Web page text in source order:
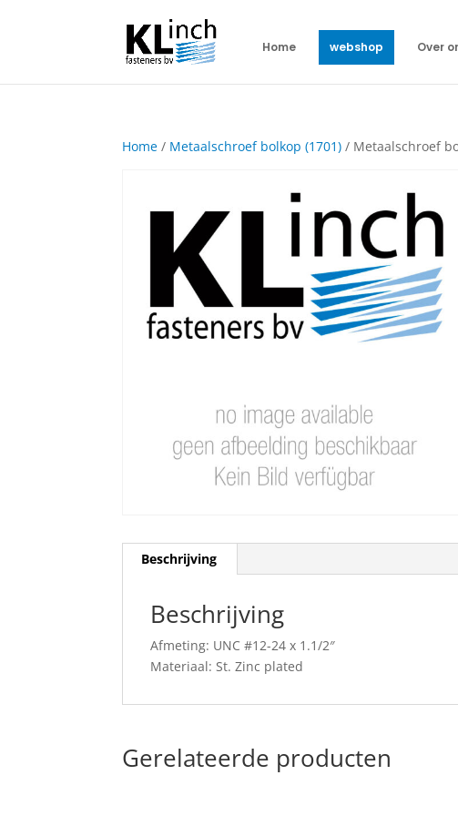
Home webshop Over
Home / Metaalschroef bolkop (1701) / Metaalschroef
Beschrijving
Beschrijving
Afmeting: UNC #12-24 x 1.1/2″
Materiaal: St. Zinc plated
Gerelateerde producten